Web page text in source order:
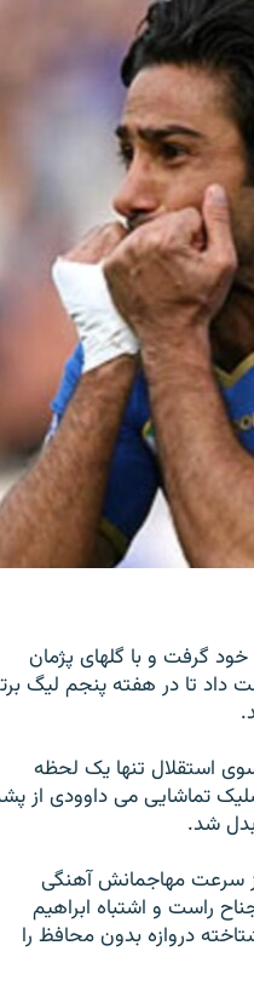
گرفت و با گلهای پژمان
تا در هفته پنجم ليگ
استقلال تنها يک لحظه
داشت: شليک تماشايی می داوودی از
بدل شد.
از سرعت مهاجمانش آهنگی
جباری از جناح راست و اشتباه ابراهيم
دروازه بدون محافظ را